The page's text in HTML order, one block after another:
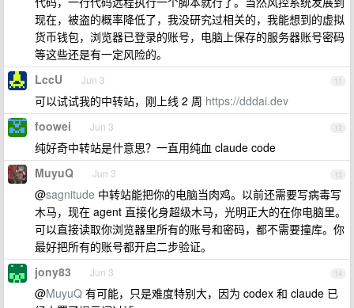
现在，被盗的概率降低了，我没研究过相关的，我能想到的虚拟
货币钱包，浏览器已登录的账号，电脑上保存的服务器账号密码
等这些还是有一定风险的。
11
LccU Jun 3
可以试试我的中转站，刚上线 2 周 https://dddai.dev
12
foowei Jun 3
纯好奇中转站是什意思？一直用纯血 claude code
13
MuyuQ Jun 3
@sagnitude 中转站能把你的电脑当肉鸡。以前还需要写病毒写
木马，现在 agent 直接化身超级木马，光明正大的在你电脑里。
可以直接读取你浏览器里所有的账号和密码，都不需要撞库。你
最好把所有的账号都开启二步验证。
14
jony83 Jun 3
@MuyuQ 有可能，只是难度特别大，因为 codex 和 claude 已